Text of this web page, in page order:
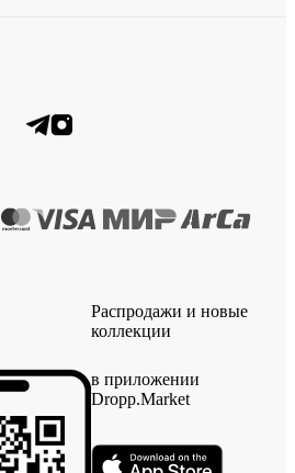
Распродажи и новые
коллекции
в приложении
Dropp.Market